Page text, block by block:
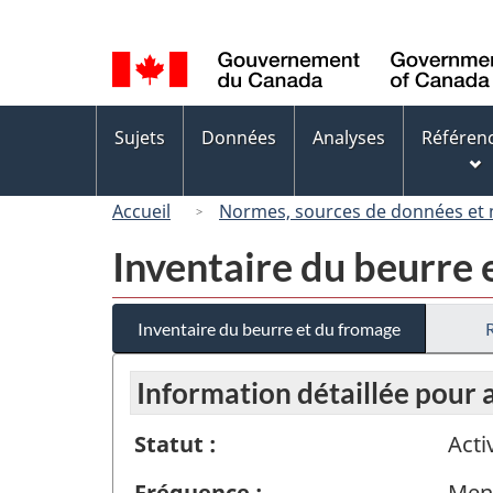
de
la
langue
des
Sujets Données Analyses
Accueil Normes, sources de données et
Inventaire du beurre
Inventaire du beurre et du fromage
Information détaillée pour
Statut :